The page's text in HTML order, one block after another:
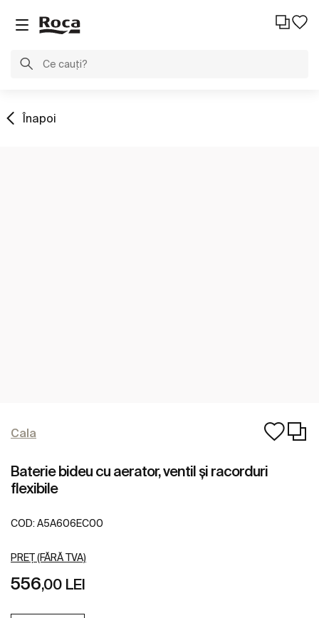
Înapoi
Cala
Baterie bideu cu aerator, ventil și racorduri
flexibile
COD: A5A606EC00
PREȚ (FĂRĂ TVA)
556,00 LEI